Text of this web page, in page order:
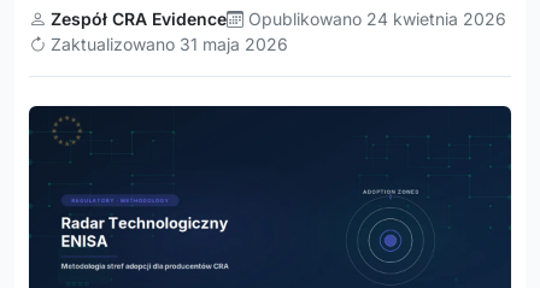
Zespół CRA Evidence
Opublikowano 24 kwietnia 2026
Zaktualizowano 31 maja 2026